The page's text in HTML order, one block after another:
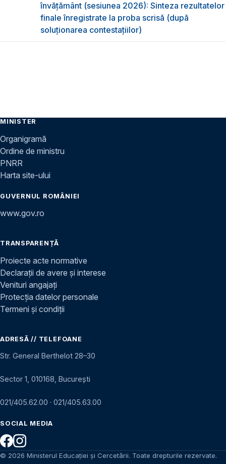
învățământ (sesiunea 2026): Sinteza rezultatelor
finale înregistrate la proba scrisă (după
soluționarea contestațiilor)
MINISTER
Organigramă
Ordine de ministru
PNRR
Harta site-ului
GUVERNUL ROMÂNIEI
www.gov.ro
TRANSPARENȚĂ
Proiecte acte normative
Declarații de avere și interese
Venituri angajați
Protecția datelor personale
Termeni și condiții
ADRESĂ // TELEFOANE
Str. General Berthelot 28–30
Sector 1, 010168, București
021/405.62.00 · 021/405.63.00
SOCIAL MEDIA
© 2026 Ministerul Educației și Cercetării. Toate drepturile rezervate.